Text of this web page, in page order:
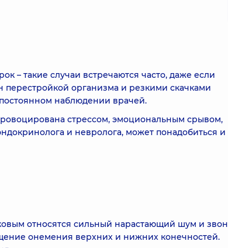
– такие случаи встречаются часто, даже если
организма и резкими скачками
наблюдении врачей.
стрессом, эмоциональным срывом,
и невролога, может понадобиться и
относятся сильный нарастающий шум и звон
онемения верхних и нижних конечностей.